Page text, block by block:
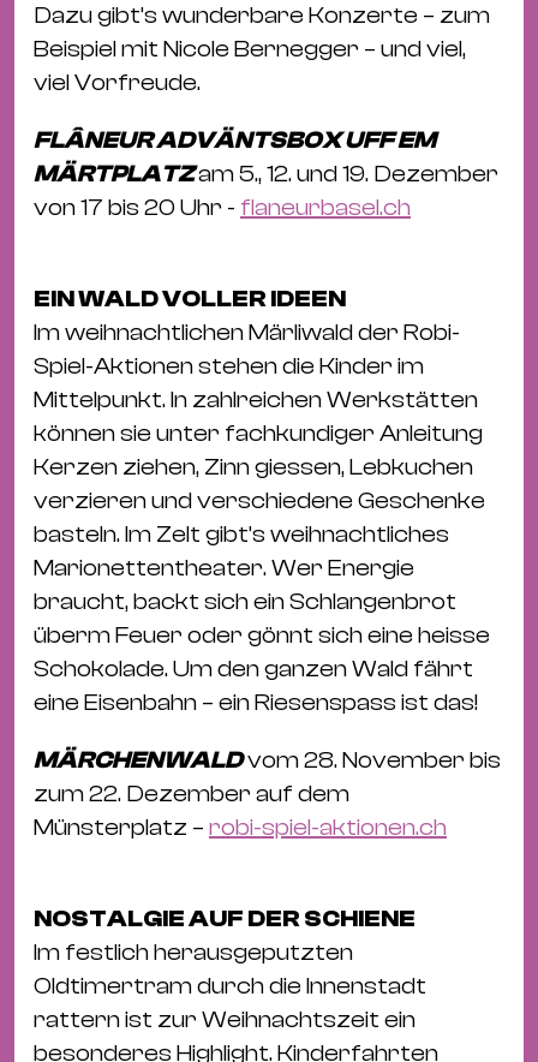
Dazu gibt’s wunderbare Konzerte – zum
Beispiel mit Nicole Bernegger – und viel,
viel Vorfreude.
FLÂNEUR ADVÄNTSBOX UFF EM
MÄRTPLATZam 5., 12. und 19. Dezember
von 17 bis 20 Uhr - flaneurbasel.ch
EIN WALD VOLLER IDEEN
Im weihnachtlichen Märliwald der Robi-
Spiel-Aktionen stehen die Kinder im
Mittelpunkt. In zahlreichen Werkstätten
können sie unter fachkundiger Anleitung
Kerzen ziehen, Zinn giessen, Lebkuchen
verzieren und verschiedene Geschenke
basteln. Im Zelt gibt’s weihnachtliches
Marionettentheater. Wer Energie
braucht, backt sich ein Schlangenbrot
überm Feuer oder gönnt sich eine heisse
Schokolade. Um den ganzen Wald fährt
eine Eisenbahn – ein Riesenspass ist das!
MÄRCHENWALDvom 28. November bis
zum 22. Dezember auf dem
Münsterplatz – robi-spiel-aktionen.ch
NOSTALGIE AUF DER SCHIENE
Im festlich herausgeputzten
Oldtimertram durch die Innenstadt
rattern ist zur Weihnachtszeit ein
besonderes Highlight. Kinderfahrten